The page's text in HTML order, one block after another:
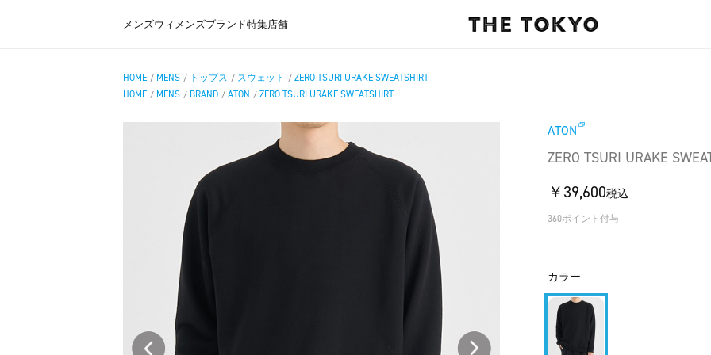
メンズウィメンズブランド特集店舗
HOME / MENS / トップス / スウェット / ZERO TSURI URAKE SWEATSHIRT
HOME / MENS / BRAND / ATON / ZERO TSURI URAKE SWEATSHIRT
ATON
ZERO TSURI URAKE
￥39,600税込
360ポイント付与
カラー